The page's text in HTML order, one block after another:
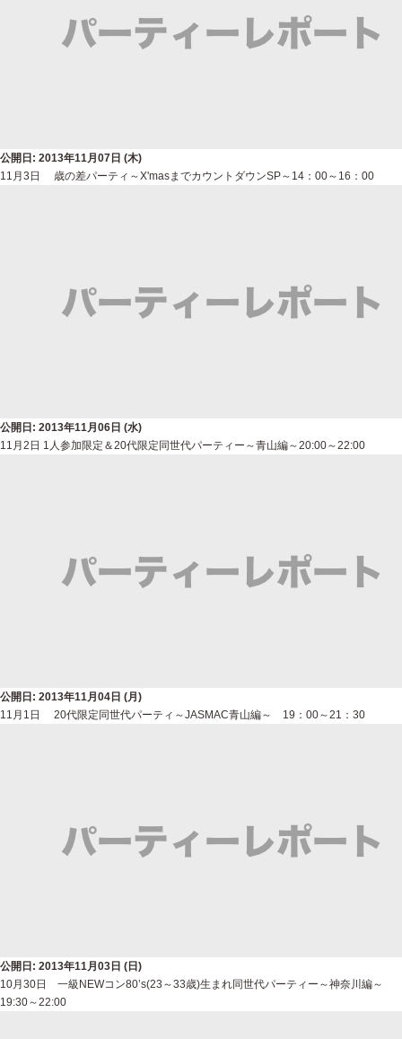
公開日: 2013年11月07日 (木)
11月3日 歳の差パーティ～X'masまでカウントダウンSP～14：00～16：00
公開日: 2013年11月06日 (水)
11月2日 1人参加限定＆20代限定同世代パーティー～青山編～20:00～22:00
公開日: 2013年11月04日 (月)
11月1日 20代限定同世代パーティ～JASMAC青山編～ 19：00～21：30
公開日: 2013年11月03日 (日)
10月30日 一級NEWコン80’s(23～33歳)生まれ同世代パーティー～神奈川編～
19:30～22:00